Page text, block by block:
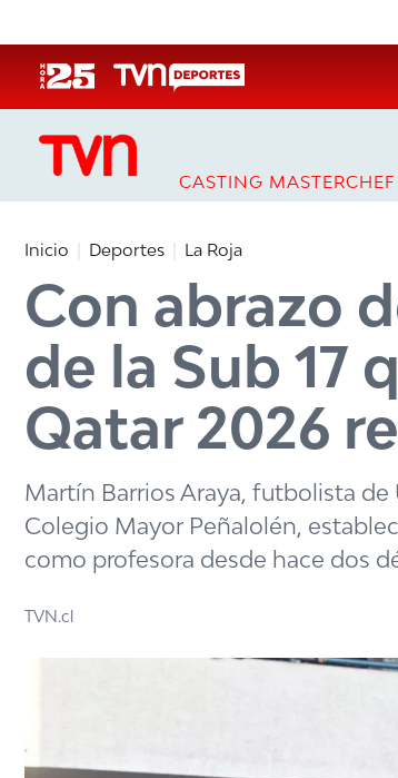
CASTING
Inicio Deportes La Roja
Con abrazo
de la Sub 17
Qatar 2026
Martín Barrios Araya, futbolista
Colegio Mayor Peñalolén,
como profesora desde hace dos
TVN.cl